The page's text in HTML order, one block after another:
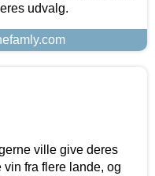
udvalg.
ville give deres
fra flere lande, og